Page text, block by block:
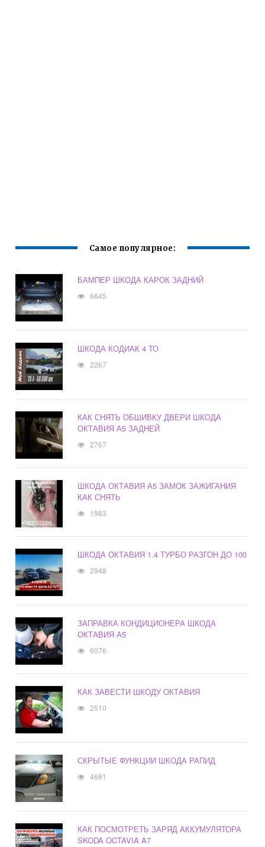
Самое популярное:
БАМПЕР ШКОДА КАРОК ЗАДНИЙ
6645
ШКОДА КОДИАК 4 ТО
2267
КАК СНЯТЬ ОБШИВКУ ДВЕРИ ШКОДА
ОКТАВИЯ А5 ЗАДНЕЙ
2767
ШКОДА ОКТАВИЯ А5 ЗАМОК ЗАЖИГАНИЯ
КАК СНЯТЬ
1983
ШКОДА ОКТАВИЯ 1.4 ТУРБО РАЗГОН ДО 100
2948
ЗАПРАВКА КОНДИЦИОНЕРА ШКОДА
ОКТАВИЯ А5
6076
КАК ЗАВЕСТИ ШКОДУ ОКТАВИЯ
2510
СКРЫТЫЕ ФУНКЦИИ ШКОДА РАПИД
4681
КАК ПОСМОТРЕТЬ ЗАРЯД АККУМУЛЯТОРА
SKODA OCTAVIA A7